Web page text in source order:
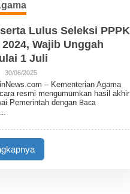
Lulus Seleksi PPPK
Wajib Unggah
1 Juli
30/06/2025O
E
H
B
E
T
– Kementerian Agama
resmi mengumumkan hasil akhir
Pemerintah dengan Baca